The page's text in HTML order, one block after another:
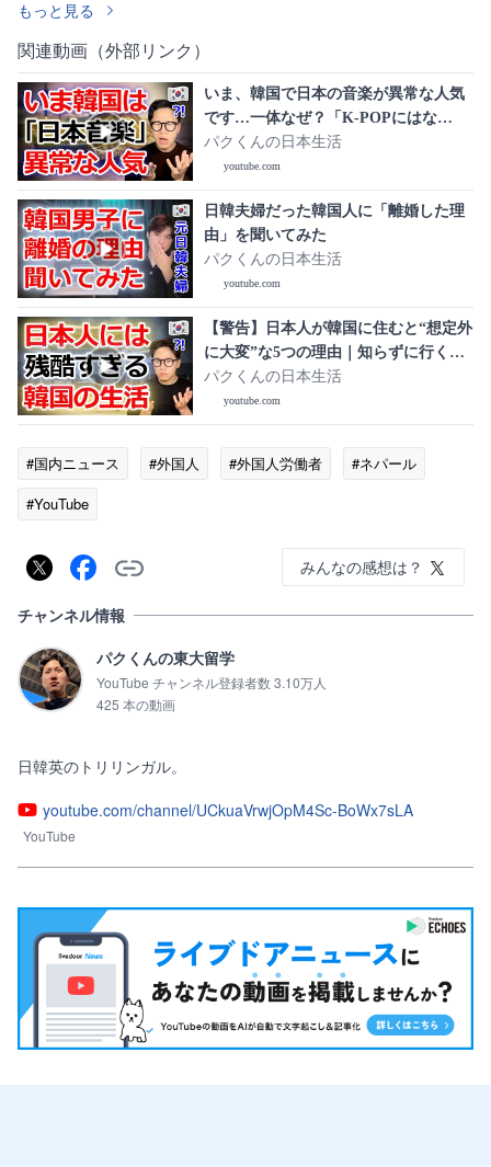
もっと見る
関連動画（外部リンク）
いま、韓国で日本の音楽が異常な人気
です…一体なぜ？「K-POPにはな
い“ある魅力”」に韓国人が言葉を失う3
つの理由
パクくんの日本生活
youtube.com
日韓夫婦だった韓国人に「離婚した理
由」を聞いてみた
パクくんの日本生活
youtube.com
【警告】日本人が韓国に住むと“想定外
に大変”な5つの理由｜知らずに行くと
後悔します
パクくんの日本生活
youtube.com
#国内ニュース #外国人 #外国人労働者
#ネパール
#YouTube
みんなの感想は？
チャンネル情報
パクくんの東大留学
YouTube チャンネル登録者数 3.10万人
425 本の動画
日韓英のトリリンガル。
youtube.com/channel/UCkuaVrwjOpM4Sc-BoWx7sLA
YouTube